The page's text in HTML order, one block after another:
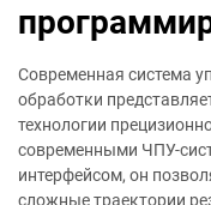
Современная система
обработки
технологии
современными ЧПУ-
интерфейсом, он
сложные траектории